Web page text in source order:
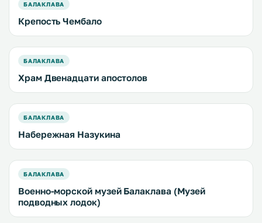
БАЛАКЛАВА
Крепость Чембало
БАЛАКЛАВА
Храм Двенадцати апостолов
БАЛАКЛАВА
Набережная Назукина
БАЛАКЛАВА
Военно-морской музей Балаклава (Музей
подводных лодок)